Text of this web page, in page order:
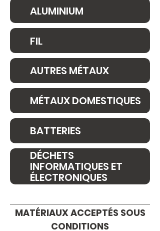
ALUMINIUM
FIL
AUTRES MÉTAUX
MÉTAUX DOMESTIQUES
BATTERIES
DÉCHETS
INFORMATIQUES ET
ÉLECTRONIQUES
MATÉRIAUX ACCEPTÉS SOUS
CONDITIONS